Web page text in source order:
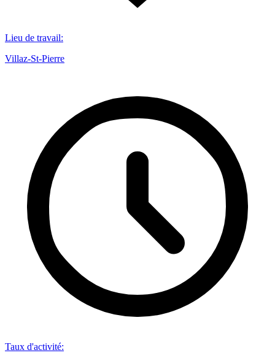
Lieu de travail:
Villaz-St-Pierre
Taux d'activité: